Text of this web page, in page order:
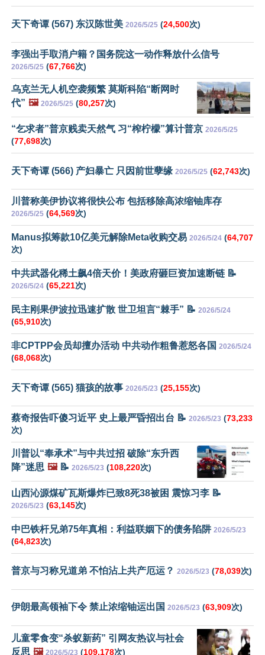
天下奇谭 (567) 东汉陈世美 2026/5/25 (24,500次)
李强出手取消户籍？国务院这一动作释放什么信号
2026/5/25 (67,766次)
乌克兰无人机空袭频繁 莫斯科陷“断网时
代” 🖼️ 2026/5/25 (80,257次)
“乞求者”普京贱卖天然气 习“榨柠檬”算计普京 2026/5/25
(77,698次)
天下奇谭 (566) 产妇暴亡 只因前世孽缘 2026/5/25 (62,743次)
川普称美伊协议将很快公布 包括移除高浓缩铀库存
2026/5/25 (64,569次)
Manus拟筹款10亿美元解除Meta收购交易 2026/5/24 (64,707
次)
中共武器化稀土飙4倍天价！美政府砸巨资加速断链 📝
2026/5/24 (65,221次)
民主刚果伊波拉迅速扩散 世卫坦言“棘手” 📝 2026/5/24
(65,910次)
非CPTPP会员却擅办活动 中共动作粗鲁惹怒各国 2026/5/24
(68,068次)
天下奇谭 (565) 猫孩的故事 2026/5/23 (25,155次)
蔡奇报告吓傻习近平 史上最严昏招出台 📝 2026/5/23 (73,233
次)
川普以“奉承术”与中共过招 破除“东升西
降”迷思 🖼️📝 2026/5/23 (108,220次)
山西沁源煤矿瓦斯爆炸已致8死38被困 震惊习李 📝
2026/5/23 (63,145次)
中巴铁杆兄弟75年真相：利益联姻下的债务陷阱 2026/5/23
(64,823次)
普京与习称兄道弟 不怕沾上共产厄运？ 2026/5/23 (78,039次)
伊朗最高领袖下令 禁止浓缩铀运出国 2026/5/23 (63,909次)
儿童零食变“杀蚁新药” 引网友热议与社会
反思 🖼️ 2026/5/23 (109,178次)